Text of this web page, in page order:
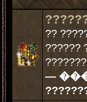
??
??????
—